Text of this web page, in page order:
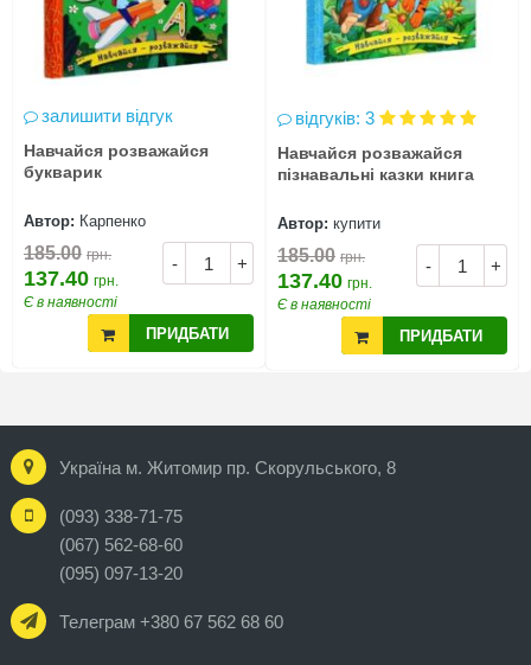
залишити відгук
Навчайся розважайся
букварик
Автор: Карпенко
- +
185.00 грн.
137.40 грн.
Є в наявності
ПРИДБАТИ
відгуків: 3
Навчайся розважайся
пізнавальні казки книга
Автор: купити
- +
185.00 грн.
137.40 грн.
Є в наявності
ПРИДБАТИ
Україна м. Житомир пр. Скорульського, 8
(093) 338-71-75
(067) 562-68-60
(095) 097-13-20
Телеграм +380 67 562 68 60